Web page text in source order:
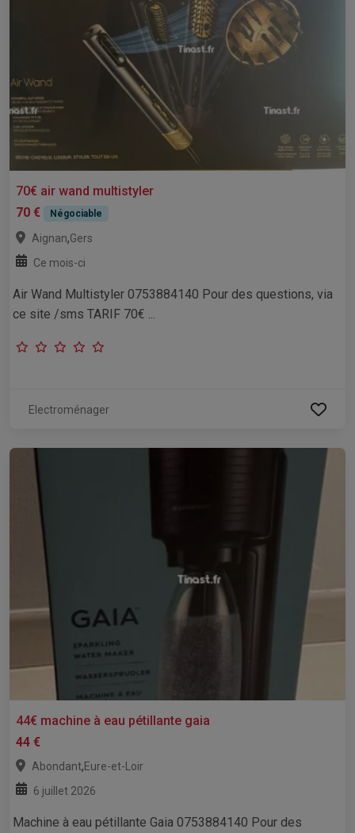
70€ air wand multistyler
70 €
Négociable
Aignan,Gers
Ce mois-ci
Air Wand Multistyler 0753884140 Pour des questions, via
ce site /sms TARIF 70€ ...
Electroménager
44€ machine à eau pétillante gaia
44 €
Abondant,Eure-et-Loir
6 juillet 2026
Machine à eau pétillante Gaia 0753884140 Pour des